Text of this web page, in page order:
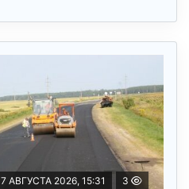
7 АВГУСТА 2026, 15:31 3